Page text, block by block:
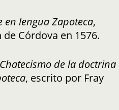
en lengua Zapoteca,
Córdova en 1576.
Chatecismo de la doctrina
, escrito por Fray